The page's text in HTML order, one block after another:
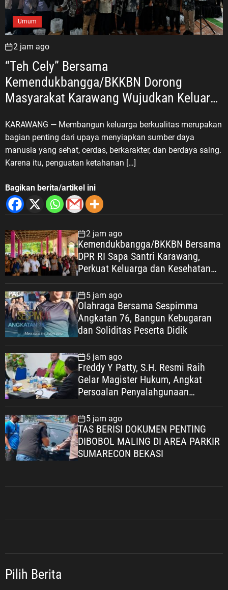
Umum
2 jam ago
“Teh Cely” Bersama
Kemendukbangga/BKKBN Dorong
Masyarakat Karawang Wujudkan Keluarga
KARAWANG — Membangun keluarga berkualitas merupakan
bagian penting dari upaya menyiapkan sumber daya
manusia yang sehat, cerdas, berkarakter, dan berdaya saing.
Karena itu, penguatan ketahanan […]
Bagikan berita/artikel ini
2 jam ago
Kemendukbangga/BKKBN Bersama
DPR RI Sapa Santri Karawang,
Perkuat Keluarga dan Kesehatan
5 jam ago
Olahraga Bersama Sespimma
Angkatan 76, Bangun Kebugaran
dan Soliditas Peserta Didik
5 jam ago
Freddy Y Patty, S.H. Resmi Raih
Gelar Magister Hukum, Angkat
Persoalan Penyalahgunaan
Tanah
5 jam ago
TAS BERISI DOKUMEN PENTING
DIBOBOL MALING DI AREA PARKIR
SUMARECON BEKASI
Pilih Berita